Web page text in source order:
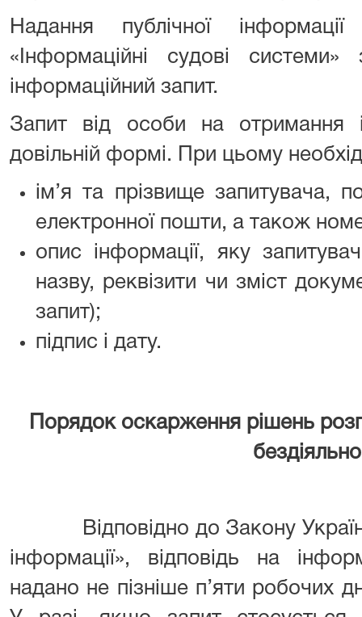
Надання публічної
«Інформаційні судові
інформаційний запит.
Запит від особи на отримання
довільній формі. При цьому
ім’я та прізвище запитувача,
електронної пошти, а також
опис інформації, яку
назву, реквізити чи зміст
запит);
підпис і дату.
Порядок оскарження рішень
Відповідно до Закону
інформації», відповідь на
надано не пізніше п’яти робочих